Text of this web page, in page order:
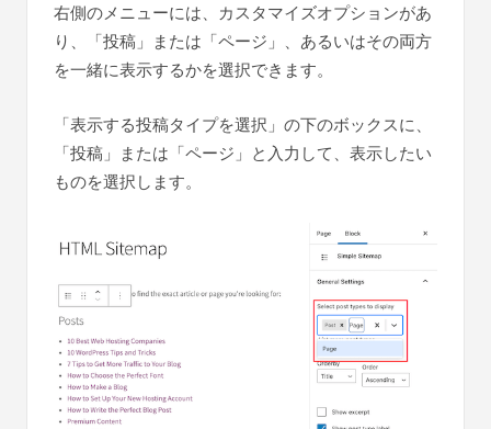
右側のメニューには、カスタマイズオプションがあ
り、「投稿」または「ページ」、あるいはその両方
を一緒に表示するかを選択できます。
「表示する投稿タイプを選択」の下のボックスに、
「投稿」または「ページ」と入力して、表示したい
ものを選択します。